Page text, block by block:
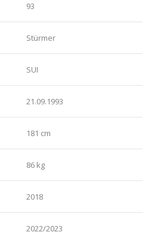
93
Stürmer
SUI
21.09.1993
181 cm
86 kg
2018
2022/2023